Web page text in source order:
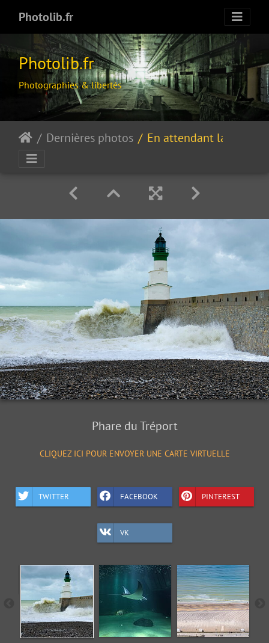
Photolib.fr
Photolib.fr
Photographies & libertés
Dernières photos
Phare du Tréport
CLIQUEZ ICI POUR ENVOYER UNE CARTE VIRTUELLE
TWITTER FACEBOOK PINTEREST
VK